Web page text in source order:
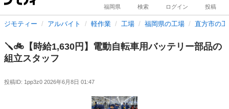
福岡県 検索 ログイン 投稿
ジモティー アルバイト 軽作業 工場 福岡県の工場 直方市の
🪛🚲【時給1,630円】電動自転車用バッテリー部品の
組立スタッフ
投稿ID: 1pp3z0 2026年6月8日 01:47